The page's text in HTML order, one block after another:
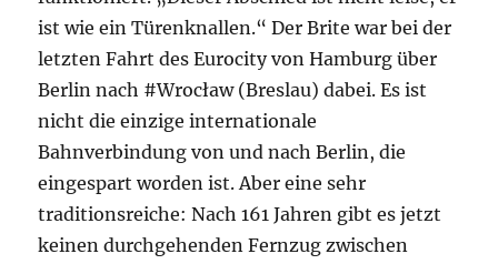
ist wie ein Türenknallen.“ Der Brite war bei der
letzten Fahrt des Eurocity von Hamburg über
Berlin nach #Wrocław (Breslau) dabei. Es ist
nicht die einzige internationale
Bahnverbindung von und nach Berlin, die
eingespart worden ist. Aber eine sehr
traditionsreiche: Nach 161 Jahren gibt es jetzt
keinen durchgehenden Fernzug zwischen